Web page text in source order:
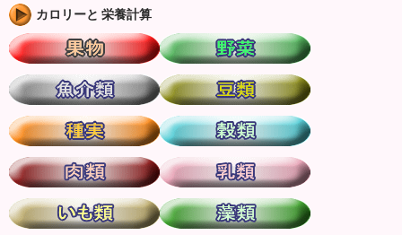
カロリーと 栄養計算